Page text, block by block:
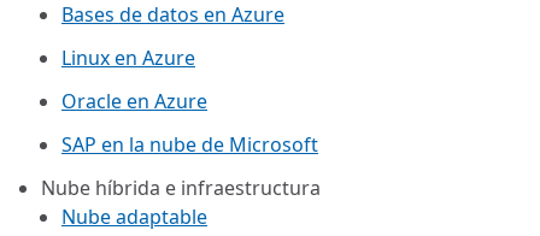
Bases de datos en Azure
Linux en Azure
Oracle en Azure
SAP en la nube de Microsoft
Nube híbrida e infraestructura
Nube adaptable